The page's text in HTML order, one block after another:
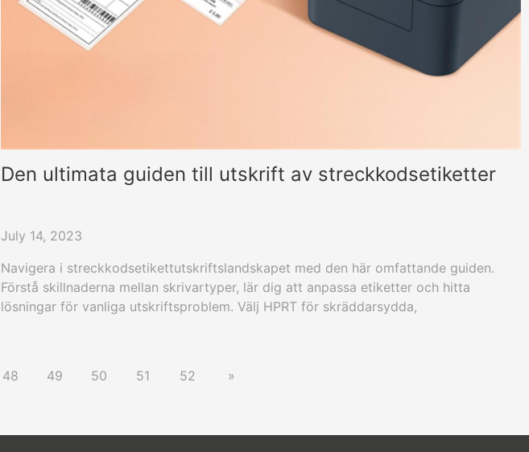
Den ultimata guiden till utskrift av streckkodsetiketter
July 14, 2023
Navigera i streckkodsetikettutskriftslandskapet med den här omfattande guiden.
Förstå skillnaderna mellan skrivartyper, lär dig att anpassa etiketter och hitta
lösningar för vanliga utskriftsproblem. Välj HPRT för skräddarsydda,
48 49 50 51 52 »